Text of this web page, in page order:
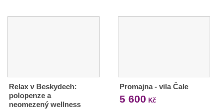
Relax v Beskydech:
polopenze a
neomezený wellness
Promajna - vila Čale
5 600 Kč